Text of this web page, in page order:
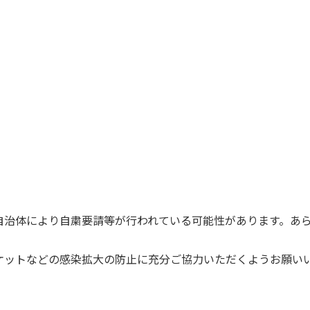
体により自粛要請等が行われている可能性があります。あ
トなどの感染拡大の防止に充分ご協力いただくようお願い